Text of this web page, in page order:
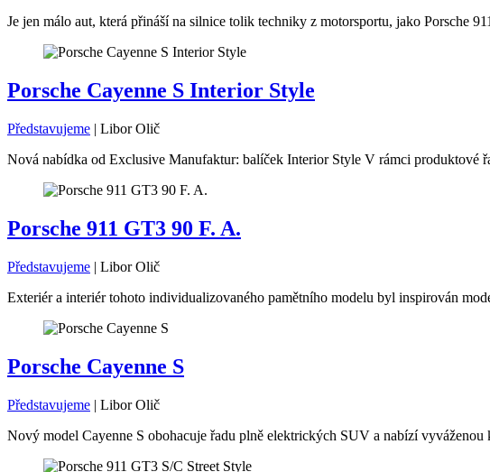
Je jen málo aut, která přináší na silnice tolik techniky z motorsportu, jako Porsche
Porsche Cayenne S Interior Style
Představujeme | Libor Olič
Nová nabídka od Exclusive Manufaktur: balíček Interior Style V rámci produktové
Porsche 911 GT3 90 F. A.
Představujeme | Libor Olič
Exteriér a interiér tohoto individualizovaného pamětního modelu byl inspirován
Porsche Cayenne S
Představujeme | Libor Olič
Nový model Cayenne S obohacuje řadu plně elektrických SUV a nabízí